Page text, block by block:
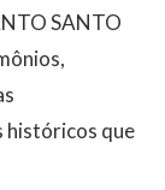
SANTO
históricos que